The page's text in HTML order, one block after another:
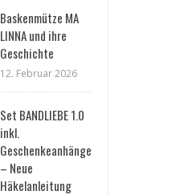
Baskenmütze MA
LINNA und ihre
Geschichte
12. Februar 2026
Set BANDLIEBE 1.0
inkl.
Geschenkeanhänger
– Neue
Häkelanleitung